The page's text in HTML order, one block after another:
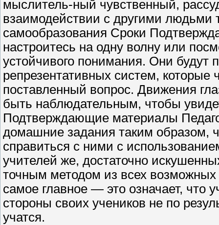
мыслитель-ный чувственный,
взаимодействии с другими людьми
самообразования Сроки
настроитесь на одну волну или
устойчивого понимания. Они будут
репрезентативных систем, которые
поставленный вопрос. Движения
быть наблюдательным, чтобы
Подтверждающие материалы
домашние задания таким образом,
справиться с ними с
учителей же, достаточно
точным методом из всех
самое главное — это означает, что
стороны своих учеников не по
учатся.